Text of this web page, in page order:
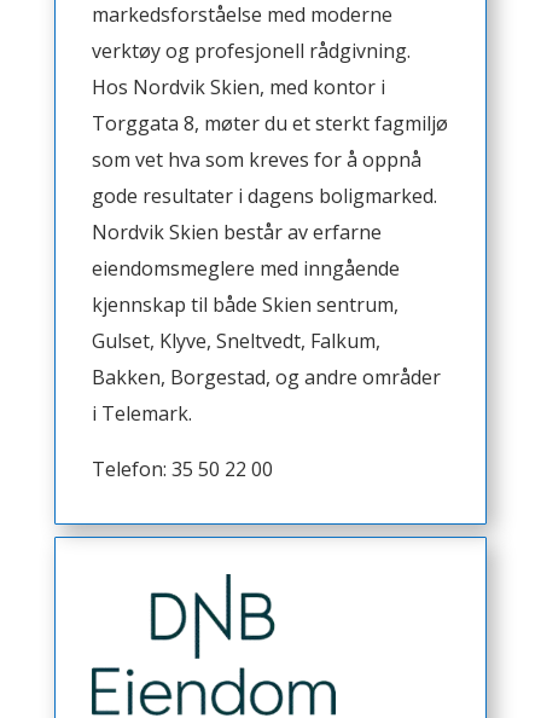
markedsforståelse med moderne
verktøy og profesjonell rådgivning.
Hos Nordvik Skien, med kontor i
Torggata 8, møter du et sterkt fagmiljø
som vet hva som kreves for å oppnå
gode resultater i dagens boligmarked.
Nordvik Skien består av erfarne
eiendomsmeglere med inngående
kjennskap til både Skien sentrum,
Gulset, Klyve, Sneltvedt, Falkum,
Bakken, Borgestad, og andre områder
i Telemark.
Telefon: 35 50 22 00